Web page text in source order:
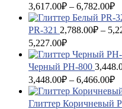
3,617.00₽ – 6,782.00₽
PR-321 2,788.00₽ –
5,227.00₽
Черный PH-800
3,448.00₽ – 6,466.00₽
Глиттер Коричневый